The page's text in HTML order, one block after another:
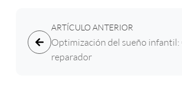
ARTÍCULO ANTERIOR
Optimización del sueño infantil:
reparador